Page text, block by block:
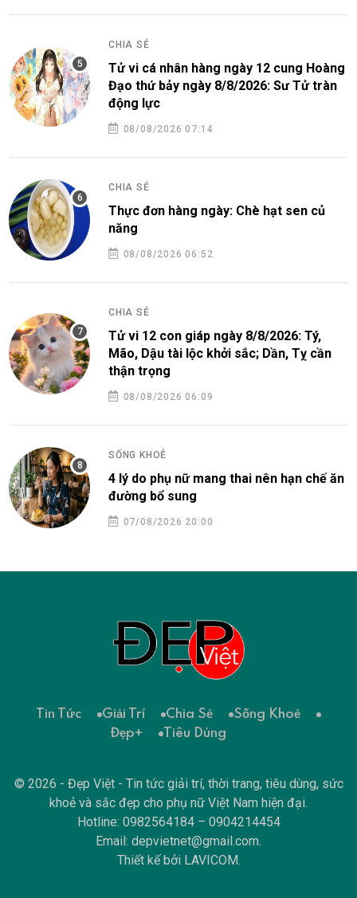
CHIA SẺ
Tử vi cá nhân hàng ngày 12 cung Hoàng
Đạo thứ bảy ngày 8/8/2026: Sư Tử tràn
động lực
08/08/2026 07:14
CHIA SẺ
Thực đơn hàng ngày: Chè hạt sen củ
năng
08/08/2026 06:52
CHIA SẺ
Tử vi 12 con giáp ngày 8/8/2026: Tý,
Mão, Dậu tài lộc khởi sắc; Dần, Tỵ cần
thận trọng
08/08/2026 06:09
SỐNG KHOẺ
4 lý do phụ nữ mang thai nên hạn chế ăn
đường bổ sung
07/08/2026 20:00
Tin Tức Giải Trí Chia Sẻ
Sống Khoẻ
Đẹp+
Tiêu Dùng
© 2026 - Đẹp Việt - Tin tức giải trí, thời trang, tiêu dùng, sức
khoẻ và sắc đẹp cho phụ nữ Việt Nam hiện đại.
Hotline: 0982564184 – 0904214454
Email: depvietnet@gmail.com.
Thiết kế bởi LAVICOM.